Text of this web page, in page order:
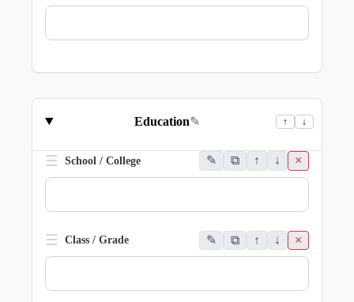
Education✎ ↑ ↓
☰ School / College ✎ ⧉ ↑ ↓ ×
☰ Class / Grade ✎ ⧉ ↑ ↓ ×